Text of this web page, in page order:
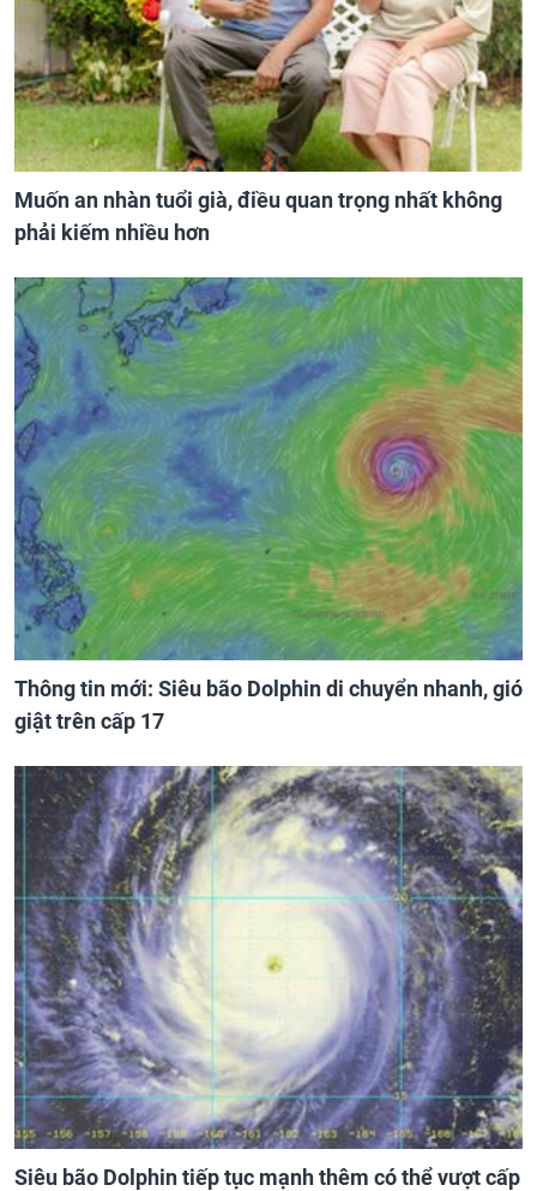
Muốn an nhàn tuổi già, điều quan trọng nhất không
phải kiếm nhiều hơn
Thông tin mới: Siêu bão Dolphin di chuyển nhanh, gió
giật trên cấp 17
Siêu bão Dolphin tiếp tục mạnh thêm có thể vượt cấp